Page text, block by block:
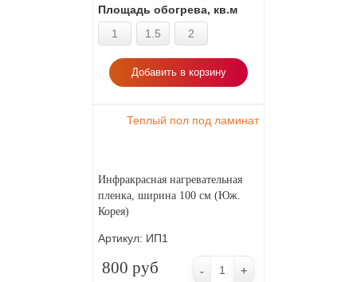
Площадь обогрева, кв.м
1
1.5 2
Добавить в корзину
Теплый пол под ламинат
Инфракрасная нагревательная
пленка, ширина 100 см (Юж.
Корея)
Артикул: ИП1
800 руб - +